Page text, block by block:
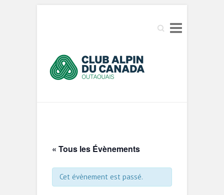
Search
« Tous les Évènements
Cet évènement est passé.